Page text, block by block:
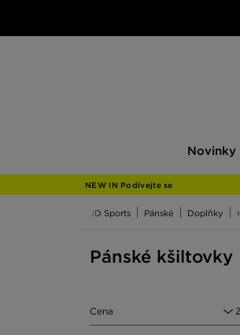
Novinky
NEW IN Podívejte se
JD Sports Pánské Doplňky
Pánské kšiltovky
Cena